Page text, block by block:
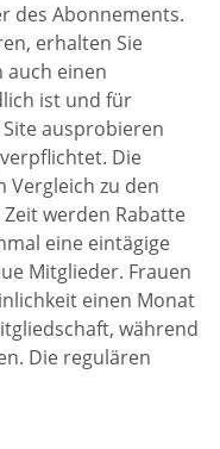
des Abonnements.
erhalten Sie
auch einen
ist und für
ausprobieren
Die
Vergleich zu den
werden Rabatte
eine eintägige
Mitglieder. Frauen
einen Monat
während
Die regulären